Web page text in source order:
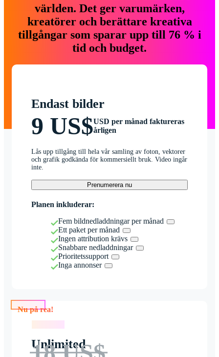
världen. Det ger varumärken,
kreatörer och berättare kreativa
tillgångar som sparar upp till 76 % i
tid och budget.
Endast bilder
9 US$USD per månad faktureras
årligen
Lås upp tillgång till hela vår samling av foton, vektorer
och grafik godkända för kommersiellt bruk. Video ingår
inte.
Prenumerera nu
Planen inkluderar:
Fem bildnedladdningar per månad
Ett paket per månad
Ingen attribution krävs
Snabbare nedladdningar
Prioritetssupport
Inga annonser
Nu på rea!
Unlimited